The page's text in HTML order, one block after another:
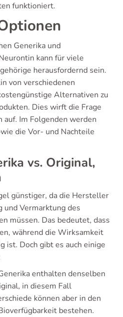
funktioniert.
Generika und
kann für viele
herausfordernd sein.
von verschiedenen
Alternativen zu
Dies wirft die Frage
auf. Im Folgenden werden
die Vor- und Nachteile
vs. Original,
günstiger, da die Hersteller
und Vermarktung des
müssen. Das bedeutet, dass
während die Wirksamkeit
ist. Doch gibt es auch einige
enthalten denselben
in diesem Fall
können aber in den
bestehen.